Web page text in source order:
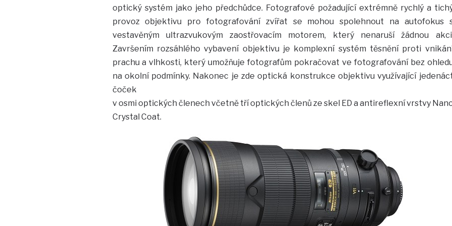
optický systém jako jeho předchůdce. Fotografové požadující extrémně rychlý a
provoz objektivu pro fotografování zvířat se mohou spolehnout na autofokus
vestavěným ultrazvukovým zaostřovacím motorem, který nenaruší žádnou
Završením rozsáhlého vybavení objektivu je komplexní systém těsnění proti
prachu a vlhkosti, který umožňuje fotografům pokračovat ve fotografování bez
na okolní podmínky. Nakonec je zde optická konstrukce objektivu využívající
čoček
v osmi optických členech včetně tří optických členů ze skel ED a antireflexní vrstvy
Crystal Coat.